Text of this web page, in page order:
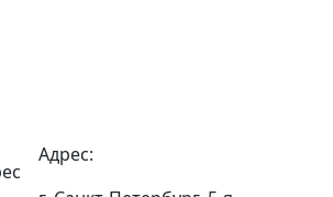
Адрес: